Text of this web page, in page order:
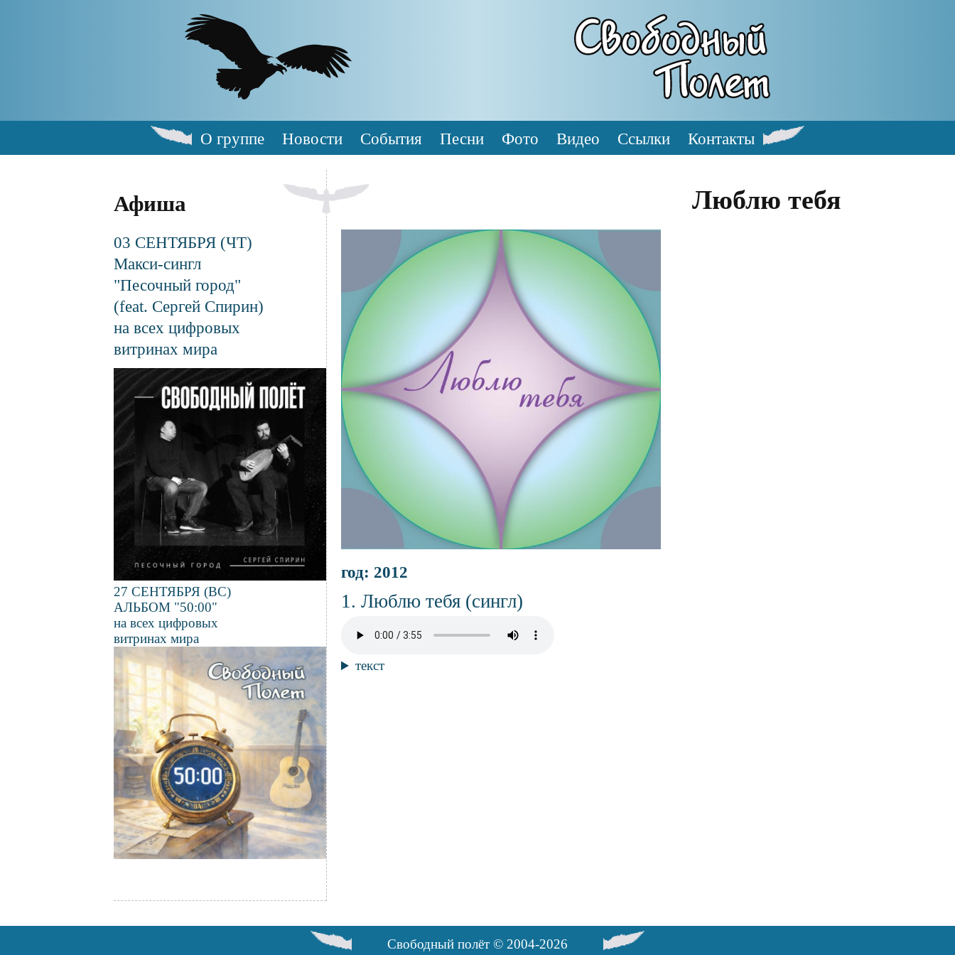
Main
О группе Новости События Песни Фото Видео Ссылки Контакты
Афиша
03 СЕНТЯБРЯ (ЧТ)
Макси-сингл
"Песочный город"
(feat. Сергей Спирин)
на всех цифровых
витринах мира
Файл
изображения
27 СЕНТЯБРЯ (ВС)
АЛЬБОМ "50:00"
на всех цифровых
витринах мира
Файл
изображения
Люблю тебя
изображения
Информация
об
альбоме
год: 2012
Композиции
Название
Люблю тебя (сингл)
файл
Текст
текст
Свободный полёт © 2004-2026